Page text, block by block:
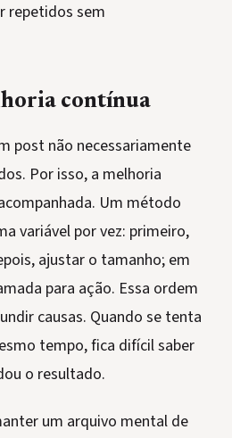
repetidos sem
contínua
post não necessariamente
Por isso, a melhoria
Um método
variável por vez: primeiro,
ajustar o tamanho; em
para ação. Essa ordem
causas. Quando se tenta
tempo, fica difícil saber
o resultado.
um arquivo mental de